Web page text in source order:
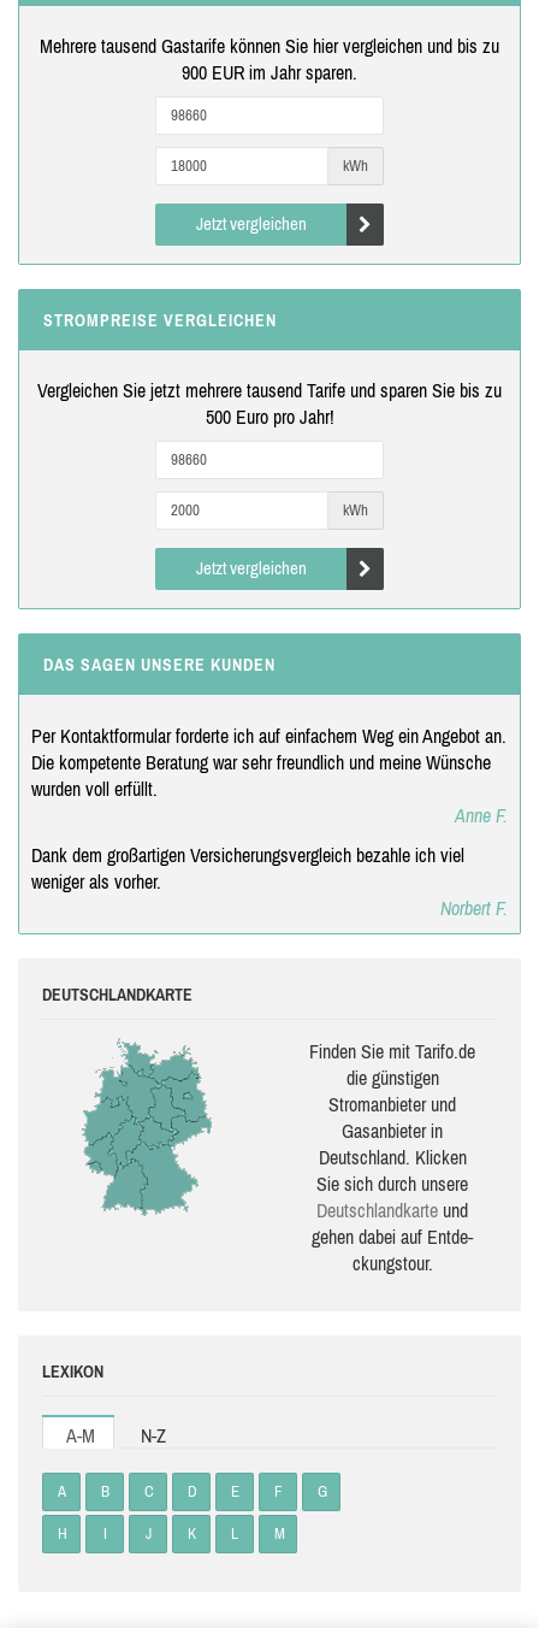
Mehrere tausend Gastarife können Sie hier vergleichen und bis zu
900 EUR im Jahr sparen.
kWh
Jetzt vergleichen
STROMPREISE VERGLEICHEN
Vergleichen Sie jetzt mehrere tausend Tarife und sparen Sie bis zu
500 Euro pro Jahr!
kWh
Jetzt vergleichen
DAS SAGEN UNSERE KUNDEN
Per Kontaktformular forderte ich auf einfachem Weg ein Angebot an.
Die kompetente Beratung war sehr freundlich und meine Wünsche
wurden voll erfüllt.
Anne F.
Dank dem großartigen Versicherungsvergleich bezahle ich viel
weniger als vorher.
Norbert F.
DEUTSCHLANDKARTE
Finden Sie mit Tarifo.de
die güns­ti­gen
Stromanbieter und
Gasanbieter in
Deutschland. Klicken
Sie sich durch unsere
Deutsch­land­karte und
gehen dabei auf Ent­de­
ckungs­tour.
LEXIKON
A-M N-Z
A B C D E F G
H I J K L M